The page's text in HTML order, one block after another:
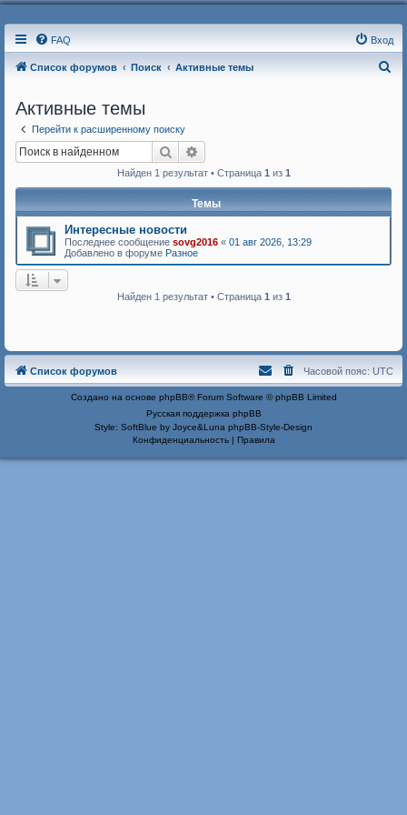
FAQ Вход
Список форумов Поиск Активные темы
Активные темы
Перейти к расширенному поиску
Поиск
Найден 1 результат • Страница 1 из 1
Темы
Интересные новости
Последнее сообщение sovg2016 « 01 авг 2026, 13:29
Добавлено в форуме Разное
Найден 1 результат • Страница 1 из 1
Список форумов Часовой пояс: UTC
Создано на основе phpBB® Forum Software © phpBB Limited
Русская поддержка phpBB
Style: SoftBlue by Joyce&Luna phpBB-Style-Design
Конфиденциальность| Правила